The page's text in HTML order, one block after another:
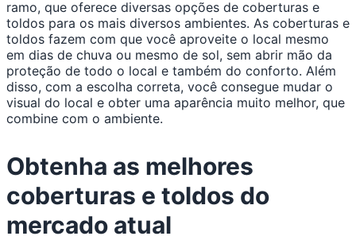
ramo, que oferece diversas opções de coberturas e
toldos para os mais diversos ambientes. As coberturas e
toldos fazem com que você aproveite o local mesmo
em dias de chuva ou mesmo de sol, sem abrir mão da
proteção de todo o local e também do conforto. Além
disso, com a escolha correta, você consegue mudar o
visual do local e obter uma aparência muito melhor, que
combine com o ambiente.
Obtenha as melhores
coberturas e toldos do
mercado atual